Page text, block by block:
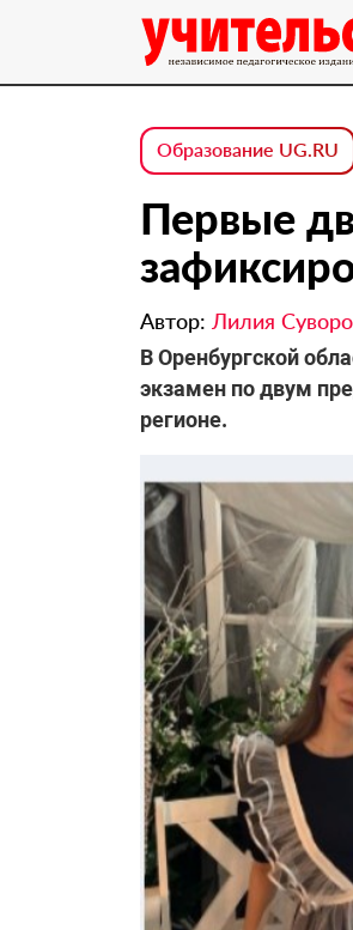
Образование UG.RU
Первые
Автор: Лилия
В Оренбургской
экзамен по двум
регионе.